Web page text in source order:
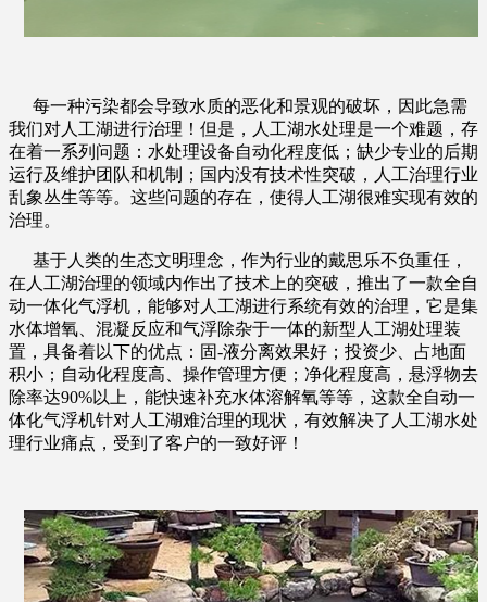
每一种污染都会导致水质的恶化和景观的破坏，因此急需
我们对人工湖进行治理！但是，人工湖水处理是一个难题，存
在着一系列问题：水处理设备自动化程度低；缺少专业的后期
运行及维护团队和机制；国内没有技术性突破，人工治理行业
乱象丛生等等。这些问题的存在，使得人工湖很难实现有效的
治理。
基于人类的生态文明理念，作为行业的戴思乐不负重任，
在人工湖治理的领域内作出了技术上的突破，推出了一款全自
动一体化气浮机，能够对人工湖进行系统有效的治理，它是集
水体增氧、混凝反应和气浮除杂于一体的新型人工湖处理装
置，具备着以下的优点：固-液分离效果好；投资少、占地面
积小；自动化程度高、操作管理方便；净化程度高，悬浮物去
除率达90%以上，能快速补充水体溶解氧等等，这款全自动一
体化气浮机针对人工湖难治理的现状，有效解决了人工湖水处
理行业痛点，受到了客户的一致好评！